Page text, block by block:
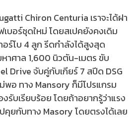
Chiron Centuria เราจะได้ฝา
บอร์ชุดใหม่ โดยสเปคยังคงเดิม
อร์โบ 4 ลูก รีดกำลังได้สูงสุด
าศาล 1,600 นิวตัน-เมตร ขับ
Drive จับคู่กับเกียร์ 7 สปีด DSG
พอ ทาง Mansory ก็มีโปรแกรม
รับเรียบร้อย โดยถ้าอยากรู้ว่าแรง
คุยกับทาง Masory โดยตรงได้เลย